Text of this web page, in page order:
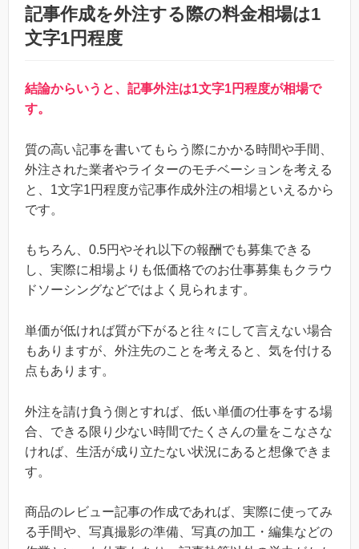
記事作成を外注する際の料金相場は1
文字1円程度
結論からいうと、記事外注は1文字1円程度が相場で
す。
質の高い記事を書いてもらう際にかかる時間や手間、
外注された業者やライターのモチベーションを考える
と、1文字1円程度が記事作成外注の相場といえるから
です。
もちろん、0.5円やそれ以下の報酬でも募集できる
し、実際に相場よりも低価格でのお仕事募集もクラウ
ドソーシングなどではよく見られます。
単価が低ければ質が下がると往々にして言えない場合
もありますが、外注先のことを考えると、気を付ける
点もあります。
外注を請け負う側とすれば、低い単価の仕事をする場
合、できる限り少ない時間でたくさんの量をこなさな
ければ、生活が成り立たない状況にあると想像できま
す。
商品のレビュー記事の作成であれば、実際に使ってみ
る手間や、写真撮影の準備、写真の加工・編集などの